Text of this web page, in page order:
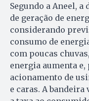
Segundo a Aneel,
de geração de
considerando
consumo de
com poucas
energia aumenta
acionamento de
e caras. A